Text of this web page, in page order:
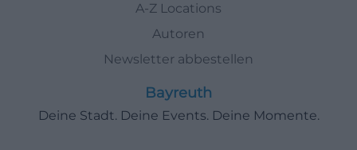
A-Z Locations
Autoren
Newsletter abbestellen
Bayreuth
Deine Stadt. Deine Events. Deine Momente.